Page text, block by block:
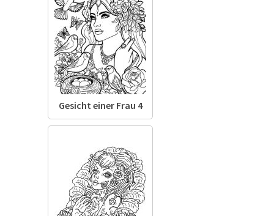
Gesicht einer Frau 4